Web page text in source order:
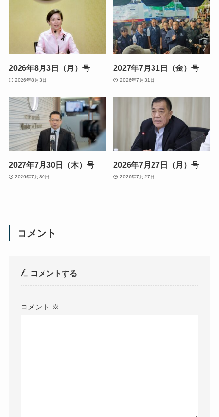
2026年8月3日（月）号
2026年8月3日
2027年7月31日（金）号
2026年7月31日
2027年7月30日（木）号
2026年7月30日
2026年7月27日（月）号
2026年7月27日
コメント
コメントする
コメント ※